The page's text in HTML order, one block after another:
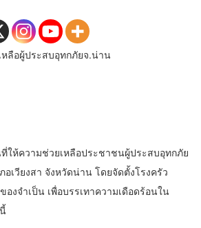
หลือผู้ประสบอุทกภัยจ.น่าน
ให้ความช่วยเหลือประชาชนผู้ประสบอุทกภัย
เวียงสา จังหวัดน่าน โดยจัดตั้งโรงครัว
งจำเป็น เพื่อบรรเทาความเดือดร้อนใน